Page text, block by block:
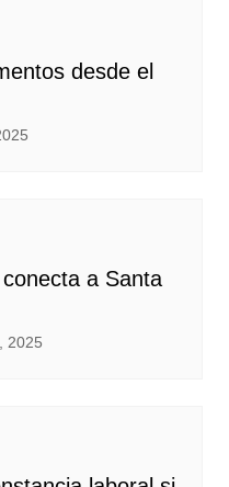
desde el
a Santa
2025